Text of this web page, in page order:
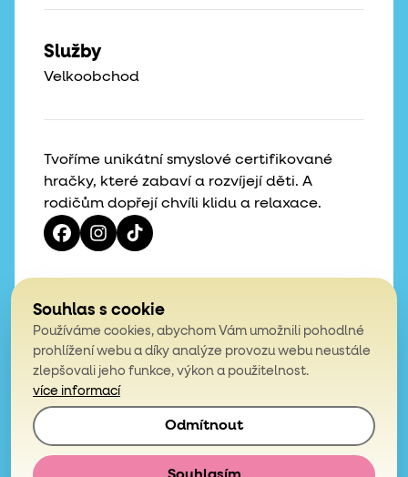
Tvoříme unikátní smyslové certifikované
hračky, které zabaví a rozvíjejí děti. A
rodičům dopřejí chvíli klidu a relaxace.
Služby
Velkoobchod
4,9
z celkem 200 hodnocení
© 2026, Mámy v rejži. Všechna práva vyhrazena.
Obchodní podmínky
Podmínky ochrany osobních údajů
Souhlas s cookie
Používáme cookies, abychom Vám umožnili pohodlné
prohlížení webu a díky analýze provozu webu neustále
zlepšovali jeho funkce, výkon a použitelnost.
více informací
Odmítnout